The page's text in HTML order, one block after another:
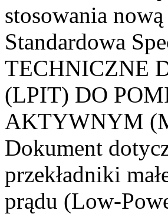
stosowania
Standardowa
TECHNICZNE
(LPIT) DO
AKTYWNYM
Dokument
przekładniki
prądu (Low-